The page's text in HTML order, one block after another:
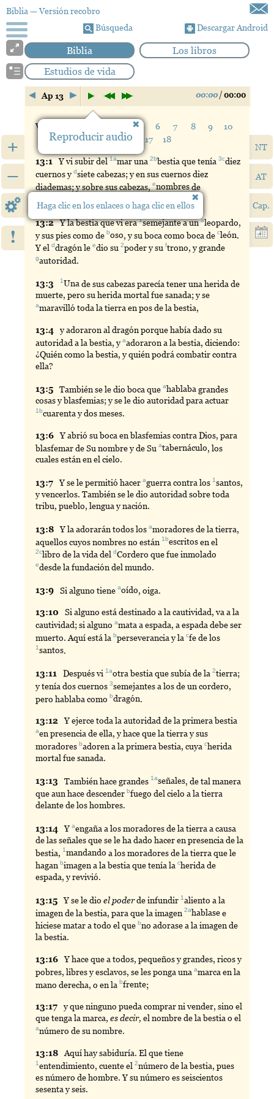
Biblia — Versión recobro
Búsqueda
Descargar Android
Biblia
Los libros
Estudios de vida
+
–
!
NT
AT
Cap.
Ap 13 00:00 / 00:00
Verso: 5 6 7 8 9
10
12 13 14 15 16 17 18
13:1 Yvi subir del1amaruna2bbestia que tenía3cdiez
cuernos ydsietecabezas; y en sus cuernos diez
diademas; y sobre sus cabezas,enombresde
13:2 Yla bestia que vi era1semejantea unaleopardo,
y sus pies como deboso, y su boca como boca decleón.
Y elddragónleedio su2podery suftrono, y grande
gautoridad.
13:3 1Una de sus cabezas parecía tener una herida de
muerte, pero su herida mortal fue sanada; y se
amaravilló toda la tierra en pos de la bestia,
13:4 yadoraron al dragón porque había dado su
autoridad a la bestia, yaadorarona la bestia, diciendo:
¿Quién como la bestia, y quién podrá combatir contra
ella?
13:5 También se le dio boca queahablaba grandes
cosas y blasfemias; y se le dio autoridad para actuar
1bcuarentay dos meses.
13:6 Yabrió su boca en blasfemias contra Dios, para
blasfemar de Su nombre y de Suatabernáculo, los
cuales están en el cielo.
13:7 Yse le permitió haceraguerra contra los1santos,
y vencerlos. También se le dio autoridad sobre toda
tribu, pueblo, lengua y nación.
13:8 Yla adorarán todos losamoradoresde la tierra,
aquellos cuyos nombres no están1bescritosen el
2clibro de la vida deldCordero que fue inmolado
edesdela fundación del mundo.
13:9 Si alguno tieneaoído, oiga.
13:10 Sialguno está destinado a la cautividad, va a la
cautividad; si algunoamata a espada, a espada debe ser
muerto. Aquí está labperseveranciay lacfede los
1santos.
13:11 Despuésvi1aotrabestia que subía de la2tierra;
y tenía dos cuernos3semejantesa los de un cordero,
pero hablaba comobdragón.
13:12 Yejerce toda la autoridad de la primera bestia
aenpresencia de ella, y hace que la tierra y sus
moradoresbadorena la primera bestia, cuyacherida
mortal fue sanada.
13:13 Tambiénhace grandes1aseñales, de tal manera
que aun hace descenderbfuego del cielo a la tierra
delante de los hombres.
13:14 Y aengaña a los moradores de la tierra a causa
de las señales que se le ha dado hacer en presencia de la
bestia,1mandando a los moradores de la tierra que le
haganbimagena la bestia que tenía lacherida de
espada, y revivió.
13:15 Yse le dioel poderde infundir1aliento a la
imagen de la bestia, para que la imagen2ahablasee
hiciese matar a todo el quebno adorase a la imagen de
la bestia.
13:16 Yhace que a todos, pequeños y grandes, ricos y
pobres, libres y esclavos, se les ponga unaamarca en la
mano derecha, o en labfrente;
13:17 yque ninguno pueda comprar ni vender, sino el
que tenga la marca,es decir, el nombre de la bestia o el
anúmero de su nombre.
13:18 Aquíhay sabiduría. El que tiene
1entendimiento, cuente el2número de la bestia, pues
es número de hombre. Y su número es seiscientos
sesenta y seis.
Reproducir audio
Haga clic en los enlaces o haga clic en ellos